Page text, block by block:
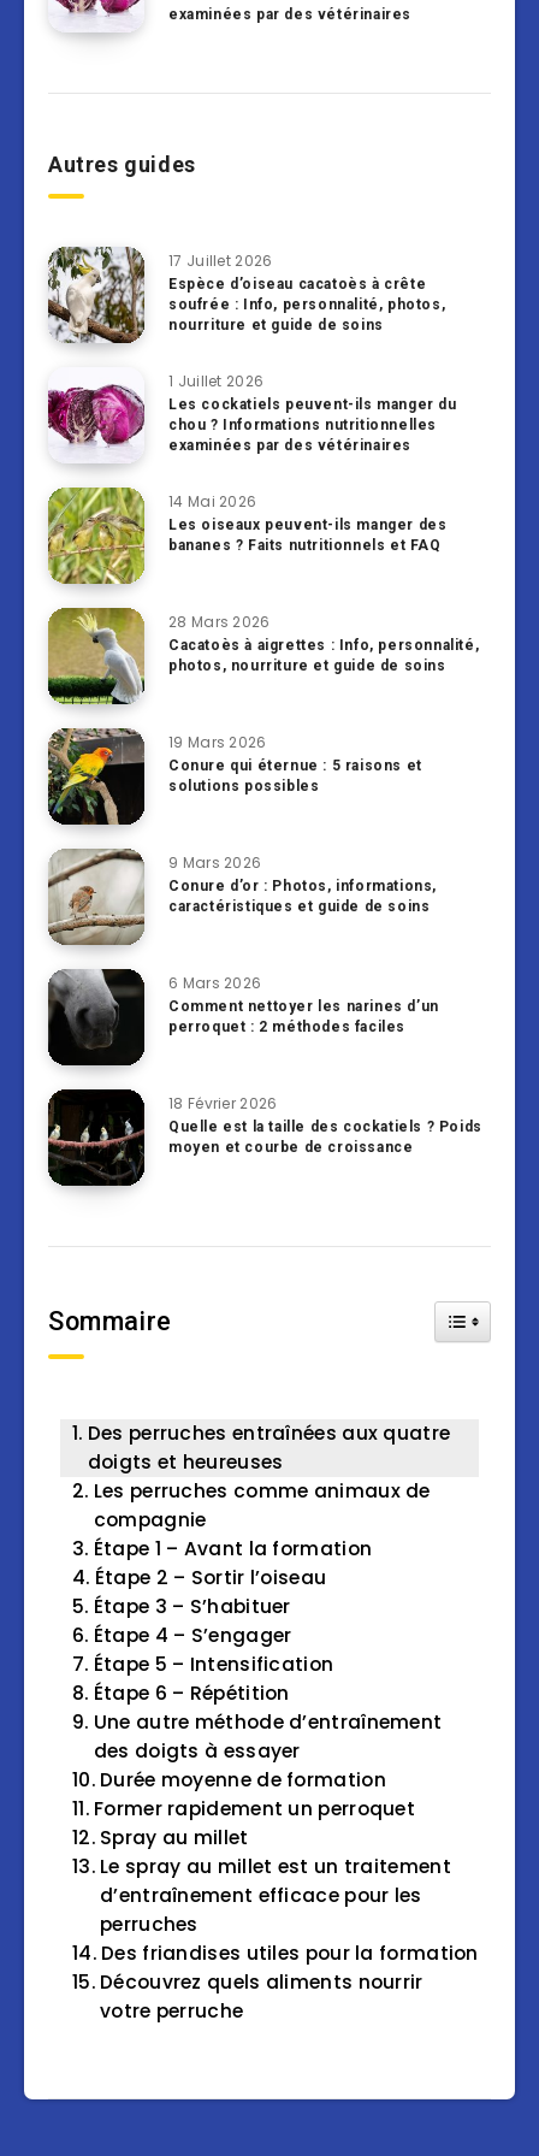
examinées par des vétérinaires
Autres guides
17 Juillet 2026
Espèce d’oiseau cacatoès à crête
soufrée : Info, personnalité, photos,
nourriture et guide de soins
1 Juillet 2026
Les cockatiels peuvent-ils manger du
chou ? Informations nutritionnelles
examinées par des vétérinaires
14 Mai 2026
Les oiseaux peuvent-ils manger des
bananes ? Faits nutritionnels et FAQ
28 Mars 2026
Cacatoès à aigrettes : Info, personnalité,
photos, nourriture et guide de soins
19 Mars 2026
Conure qui éternue : 5 raisons et
solutions possibles
9 Mars 2026
Conure d’or : Photos, informations,
caractéristiques et guide de soins
6 Mars 2026
Comment nettoyer les narines d’un
perroquet : 2 méthodes faciles
18 Février 2026
Quelle est la taille des cockatiels ? Poids
moyen et courbe de croissance
Sommaire Toggle
Des perruches entraînées aux quatre
doigts et heureuses
Les perruches comme animaux de
compagnie
Étape 1 – Avant la formation
Étape 2 – Sortir l’oiseau
Étape 3 – S’habituer
Étape 4 – S’engager
Étape 5 – Intensification
Étape 6 – Répétition
Une autre méthode d’entraînement
des doigts à essayer
Durée moyenne de formation
Former rapidement un perroquet
Spray au millet
Le spray au millet est un traitement
d’entraînement efficace pour les
perruches
Des friandises utiles pour la formation
Découvrez quels aliments nourrir
votre perruche